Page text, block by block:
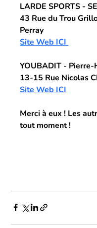
LARDE SPORTS -
43 Rue du Trou
Perray
Site Web ICI
YOUBADIT - Pierre-
13-15 Rue Nicolas
Site Web ICI
Merci à eux ! Les
tout moment !